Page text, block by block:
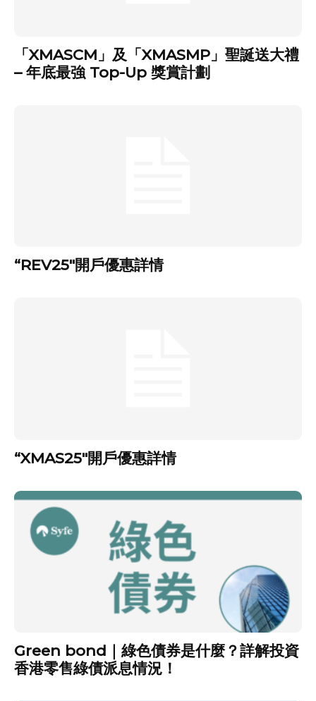
「XMASCM」及「XMASMP」聖誕送大禮
– 年底最強 Top-Up 獎賞計劃
“REV25″開戶優惠詳情
“XMAS25″開戶優惠詳情
Green bond｜綠色債券是什麼？詳解投資
香港零售綠債派息情況！